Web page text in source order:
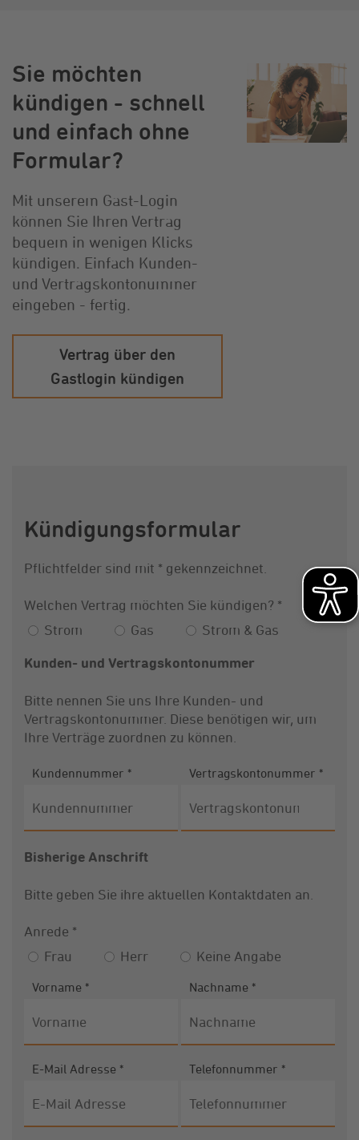
Sie möchten
kündigen - schnell
und einfach ohne
Formular?
Mit unserem Gast-Login
können Sie Ihren Vertrag
bequem in wenigen Klicks
kündigen. Einfach Kunden-
und Vertragskontonummer
eingeben - fertig.
Vertrag über den
Gastlogin kündigen
Kündigungsformular
Pflichtfelder sind mit * gekennzeichnet.
Kündigung Fallback
Welchen Vertrag möchten Sie kündigen? *
Strom
Gas Strom & Gas
Kunden- und Vertragskontonummer
Bitte nennen Sie uns Ihre Kunden- und
Vertragskontonummer. Diese benötigen wir, um
Ihre Verträge zuordnen zu können.
Kundennummer * Vertragskontonummer *
Bisherige Anschrift
Bitte geben Sie ihre aktuellen Kontaktdaten an.
Anrede *
Frau
Herr Keine Angabe
Vorname * Nachname *
E-Mail Adresse * Telefonnummer *